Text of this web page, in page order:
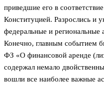
приведшие его в
Конституцией. Разрослись и
федеральные и региональные
Конечно, главным событием
ФЗ «О финансовой аренде
содержал немало
вошли все наиболее важные